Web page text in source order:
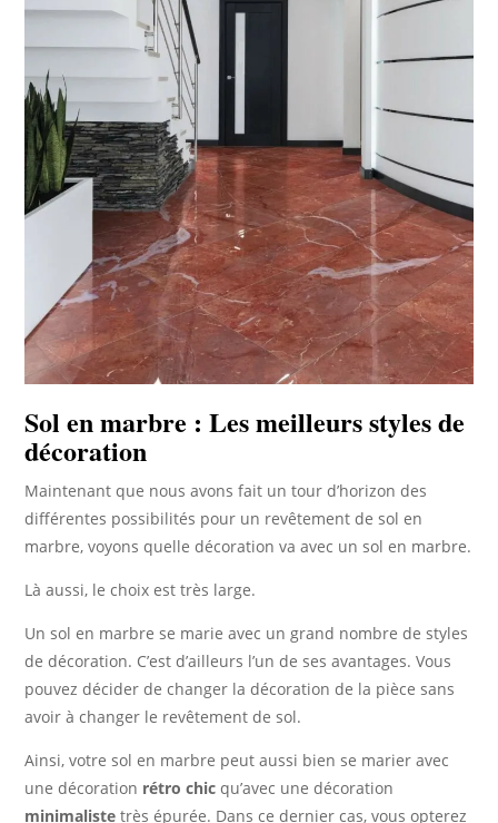
Sol en marbre : Les meilleurs styles de
décoration
Maintenant que nous avons fait un tour d’horizon des
différentes possibilités pour un revêtement de sol en
marbre, voyons quelle décoration va avec un sol en marbre.
Là aussi, le choix est très large.
Un sol en marbre se marie avec un grand nombre de styles
de décoration. C’est d’ailleurs l’un de ses avantages. Vous
pouvez décider de changer la décoration de la pièce sans
avoir à changer le revêtement de sol.
Ainsi, votre sol en marbre peut aussi bien se marier avec
une décoration rétro chic qu’avec une décoration
minimalistetrès épurée. Dans ce dernier cas, vous opterez